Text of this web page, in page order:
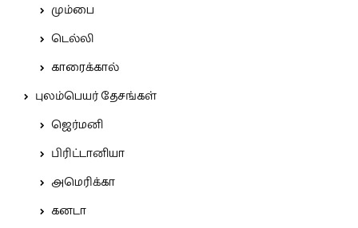
மும்பை
டெல்லி
காரைக்கால்
புலம்பெயர் தேசங்கள்
ஜெர்மனி
பிரிட்டானியா
அமெரிக்கா
கனடா